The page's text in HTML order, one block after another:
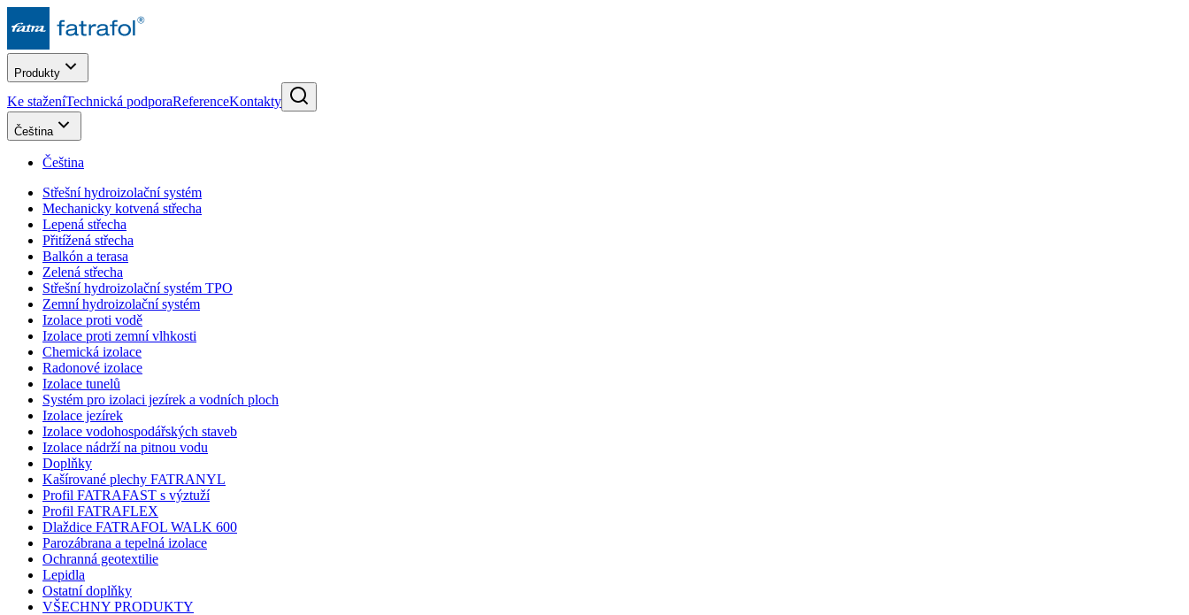
Produkty
Ke staženíTechnická podporaReferenceKontakty
Čeština
Čeština
Střešní hydroizolační systém
Mechanicky kotvená střecha
Lepená střecha
Přitížená střecha
Balkón a terasa
Zelená střecha
Střešní hydroizolační systém TPO
Zemní hydroizolační systém
Izolace proti vodě
Izolace proti zemní vlhkosti
Chemická izolace
Radonové izolace
Izolace tunelů
Systém pro izolaci jezírek a vodních ploch
Izolace jezírek
Izolace vodohospodářských staveb
Izolace nádrží na pitnou vodu
Doplňky
Kašírované plechy FATRANYL
Profil FATRAFAST s výztuží
Profil FATRAFLEX
Dlaždice FATRAFOL WALK 600
Parozábrana a tepelná izolace
Ochranná geotextilie
Lepidla
Ostatní doplňky
VŠECHNY PRODUKTY